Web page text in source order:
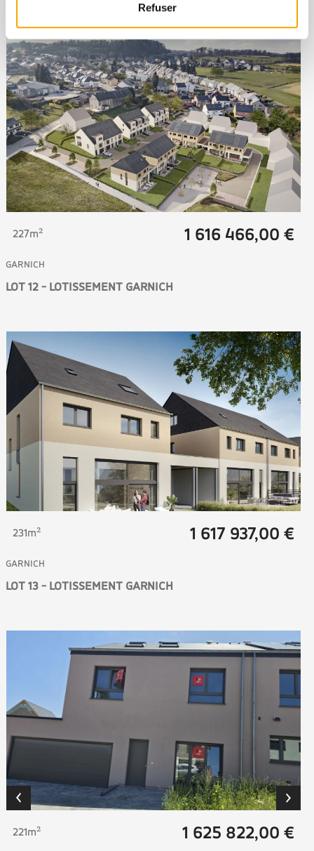
Refuser
227m² 1 616 466,00 €
GARNICH
LOT 12 - LOTISSEMENT GARNICH
231m² 1 617 937,00 €
GARNICH
LOT 13 - LOTISSEMENT GARNICH
221m² 1 625 822,00 €